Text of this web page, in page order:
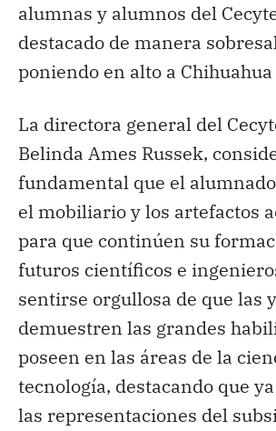
alumnas y alumnos del
destacado de manera
poniendo en alto a Chihuahua
La directora general del
Belinda Ames Russek,
fundamental que el
el mobiliario y los artefactos
para que continúen su
futuros científicos e
sentirse orgullosa de que las
demuestren las grandes
poseen en las áreas de la
tecnología, destacando que
las representaciones del